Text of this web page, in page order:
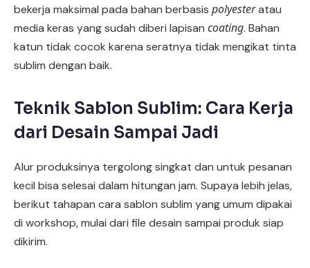
bekerja maksimal pada bahan berbasis polyesteratau
media keras yang sudah diberi lapisan coating. Bahan
katun tidak cocok karena seratnya tidak mengikat tinta
sublim dengan baik.
Teknik Sablon Sublim: Cara Kerja
dari Desain Sampai Jadi
Alur produksinya tergolong singkat dan untuk pesanan
kecil bisa selesai dalam hitungan jam. Supaya lebih jelas,
berikut tahapan cara sablon sublim yang umum dipakai
di workshop, mulai dari file desain sampai produk siap
dikirim.